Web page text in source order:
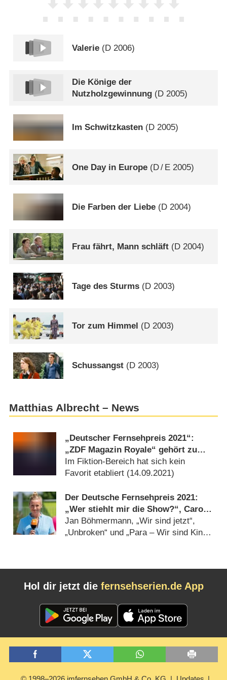
Valerie (D 2006)
Die Könige der
Nutzholzgewinnung (D 2005)
Im Schwitzkasten (D 2005)
One Day in Europe (D/ E 2005)
Die Farben der Liebe (D 2004)
Frau fährt, Mann schläft (D 2004)
Tage des Sturms (D 2003)
Tor zum Himmel (D 2003)
Schussangst (D 2003)
Matthias Albrecht – News
„Deutscher Fernsehpreis 2021“:
„ZDF Magazin Royale“ gehört zu
den ersten Gewinnern
Im Fiktion-Bereich hat sich kein
Favorit etabliert (14.09.2021)
Der Deutsche Fernsehpreis 2021:
„Wer stiehlt mir die Show?“, Carolin
Kebekus und „ZDF-Fernsehgarten“
nominiert
Jan Böhmermann, „Wir sind jetzt“,
„Unbroken“ und „Para – Wir sind King“
Hol dir jetzt die fernsehserien.de App